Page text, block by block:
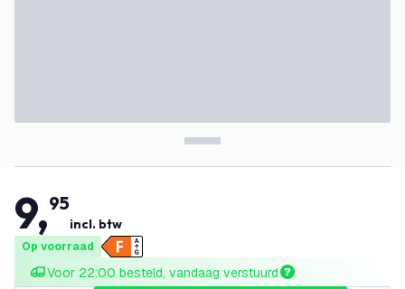
9,95
incl. btw
Op voorraad
Voor 22:00 besteld, vandaag verstuurd